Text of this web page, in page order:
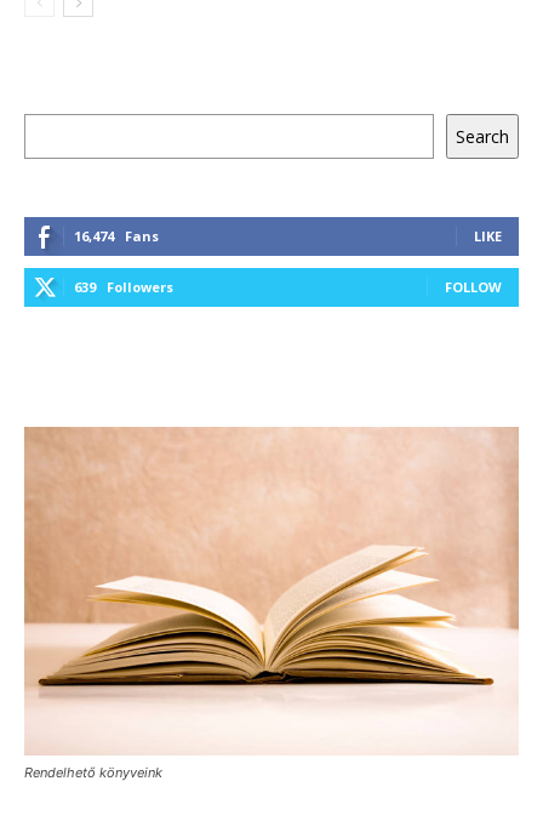
Search
16,474 Fans LIKE
639 Followers FOLLOW
Rendelhető könyveink